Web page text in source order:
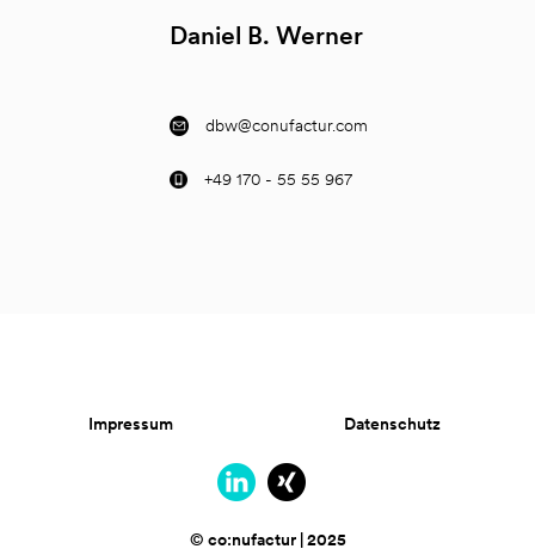
Daniel B. Werner
dbw@conufactur.com
+49 170 - 55 55 967
Impressum Datenschutz
© co:nufactur | 2025